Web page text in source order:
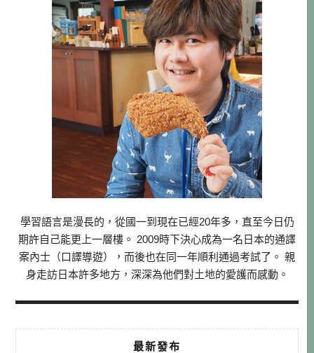
學習語言是漫長的，從國一到現在已經20年多，直至今日仍
期許自己能更上一層樓。 2009時下決心成為一名日本的通譯
案內士（口譯導遊），而後也在同一年順利通過考試了。 親
身走訪日本許多地方，深深為他們對土地的愛護而感動。
最新發布